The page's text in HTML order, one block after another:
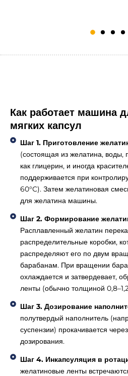
Как работает машина
мягких капсул
Шаг 1. Приготовление
(состоящая из желатина, воды,
как глицерин, и иногда
поддерживается при
60°C). Затем желатиновая
для желатина машины.
Шаг 2. Формирование
Расплавленный желатин
распределительные коробки,
распределяют его по двум
барабанам. При вращении
охлаждается и затвердевает,
ленты (обычно толщиной
Шаг 3. Дозирование
полутвердый наполнитель
суспензии) прокачивается
дозирования.
Шаг 4. Инкапсуляция в
желатиновые ленты